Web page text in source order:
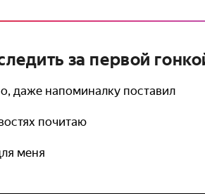
за первой
даже напоминалку поставил
почитаю
меня